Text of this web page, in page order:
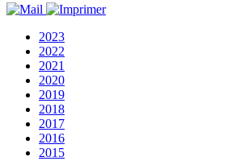
2023
2022
2021
2020
2019
2018
2017
2016
2015